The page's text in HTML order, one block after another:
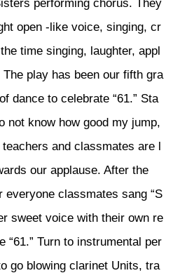
performing chorus. They
open -like voice, singing, cr
time singing, laughter, appl
play has been our fifth gra
dance to celebrate “61.” Sta
not know how good my jump,
and classmates are l
our applause. After the
everyone classmates sang “S
sweet voice with their own re
“61.” Turn to instrumental per
go blowing clarinet Units, tra